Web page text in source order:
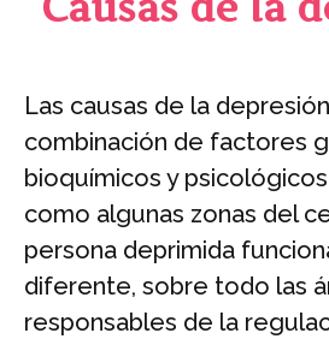
Las causas de la
combinación de factores
bioquímicos y
como algunas zonas del
persona deprimida
diferente, sobre todo las
responsables de la